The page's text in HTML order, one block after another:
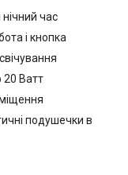
час
і кнопка
20 Ватт
подушечки в